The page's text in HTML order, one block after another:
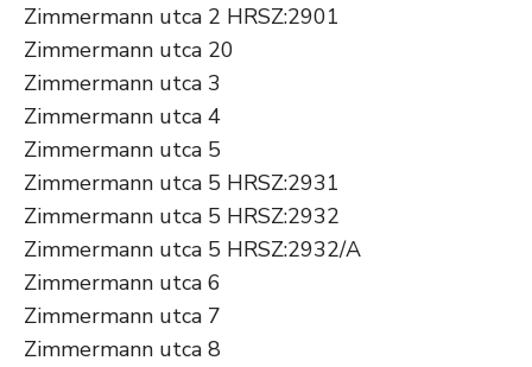
Zimmermann utca 2 HRSZ:2901
Zimmermann utca 20
Zimmermann utca 3
Zimmermann utca 4
Zimmermann utca 5
Zimmermann utca 5 HRSZ:2931
Zimmermann utca 5 HRSZ:2932
Zimmermann utca 5 HRSZ:2932/A
Zimmermann utca 6
Zimmermann utca 7
Zimmermann utca 8